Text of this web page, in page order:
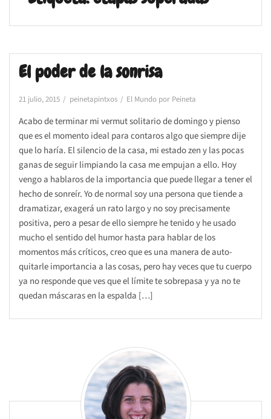
El poder de la sonrisa
21 julio, 2015 peinetapintxos El Mundo por Peineta
Acabo de terminar mi vermut solitario de domingo y pienso
que es el momento ideal para contaros algo que siempre dije
que lo haría. El silencio de la casa, mi estado zen y las pocas
ganas de seguir limpiando la casa me empujan a ello. Hoy
vengo a hablaros de la importancia que puede llegar a tener el
hecho de sonreír. Yo de normal soy una persona que tiende a
dramatizar, exagerá un rato largo y no soy precisamente
positiva, pero a pesar de ello siempre he tenido y he usado
mucho el sentido del humor hasta para hablar de los
momentos más críticos, creo que es una manera de auto-
quitarle importancia a las cosas, pero hay veces que tu cuerpo
ya no responde que ves que el límite te sobrepasa y ya no te
quedan máscaras en la espalda […]